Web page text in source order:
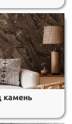
камень